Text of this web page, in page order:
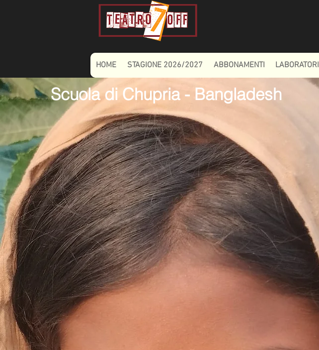
HOME STAGIONE 2026/2027 ABBONAMENTI LABORATORI
Scuola di Chupria - Bangladesh